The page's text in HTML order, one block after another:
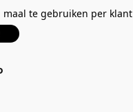
maal te gebruiken per klant